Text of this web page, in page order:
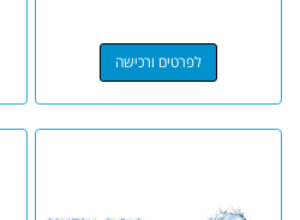
לפרטים ורכישה